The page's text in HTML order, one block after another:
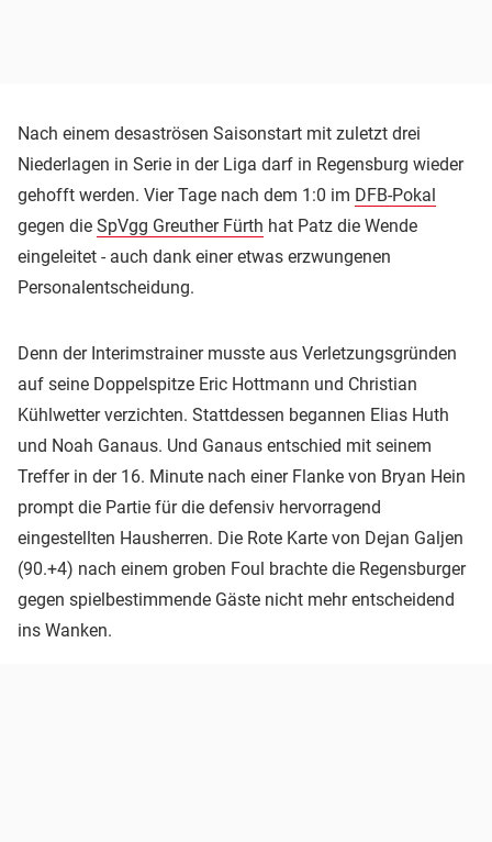
Nach einem desaströsen Saisonstart mit zuletzt drei
Niederlagen in Serie in der Liga darf in Regensburg wieder
gehofft werden. Vier Tage nach dem 1:0 im DFB-Pokal
gegen die SpVgg Greuther Fürth hat Patz die Wende
eingeleitet - auch dank einer etwas erzwungenen
Personalentscheidung.
Denn der Interimstrainer musste aus Verletzungsgründen
auf seine Doppelspitze Eric Hottmann und Christian
Kühlwetter verzichten. Stattdessen begannen Elias Huth
und Noah Ganaus. Und Ganaus entschied mit seinem
Treffer in der 16. Minute nach einer Flanke von Bryan Hein
prompt die Partie für die defensiv hervorragend
eingestellten Hausherren. Die Rote Karte von Dejan Galjen
(90.+4) nach einem groben Foul brachte die Regensburger
gegen spielbestimmende Gäste nicht mehr entscheidend
ins Wanken.